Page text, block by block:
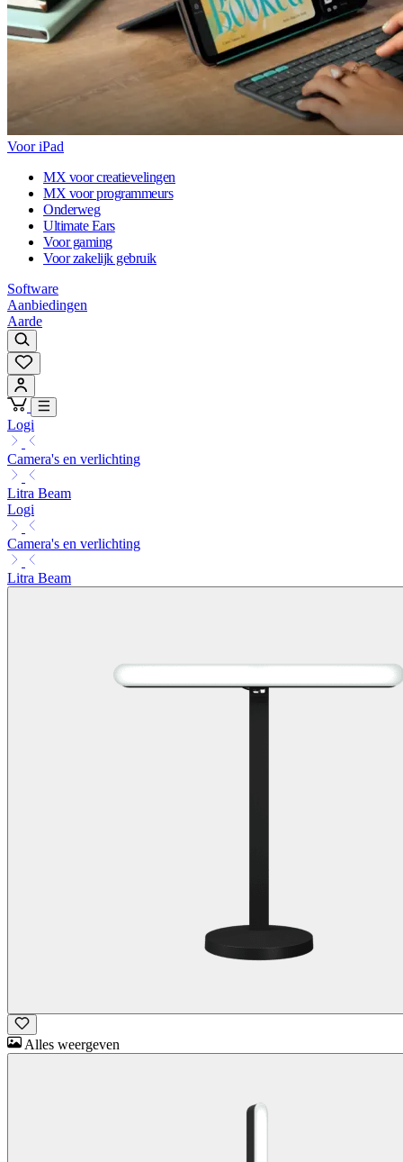
Voor iPad
MX voor creatievelingen
MX voor programmeurs
Onderweg
Ultimate Ears
Voor gaming
Voor zakelijk gebruik
Software
Aanbiedingen
Aarde
Logi
Camera's en verlichting
Litra Beam
Logi
Camera's en verlichting
Litra Beam
Alles weergeven